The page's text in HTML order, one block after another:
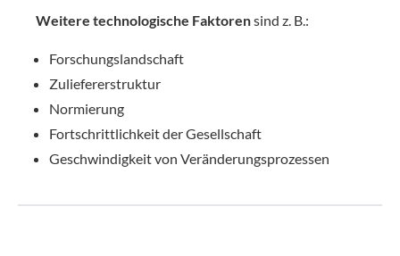
Weitere technologische Faktorensind z. B.:
Forschungslandschaft
Zuliefererstruktur
Normierung
Fortschrittlichkeit der Gesellschaft
Geschwindigkeit von Veränderungsprozessen